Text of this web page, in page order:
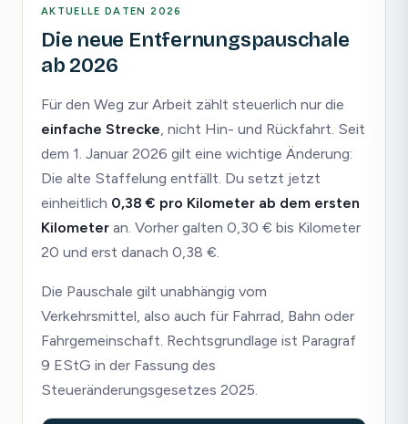
AKTUELLE DATEN 2026
Die neue Entfernungspauschale
ab 2026
Für den Weg zur Arbeit zählt steuerlich nur die
einfache Strecke , nicht Hin- und Rückfahrt. Seit
dem 1. Januar 2026 gilt eine wichtige Änderung:
Die alte Staffelung entfällt. Du setzt jetzt
einheitlich 0,38 € pro Kilometer ab dem ersten
Kilometer an. Vorher galten 0,30 € bis Kilometer
20 und erst danach 0,38 €.
Die Pauschale gilt unabhängig vom
Verkehrsmittel, also auch für Fahrrad, Bahn oder
Fahrgemeinschaft. Rechtsgrundlage ist Paragraf
9 EStG in der Fassung des
Steueränderungsgesetzes 2025.